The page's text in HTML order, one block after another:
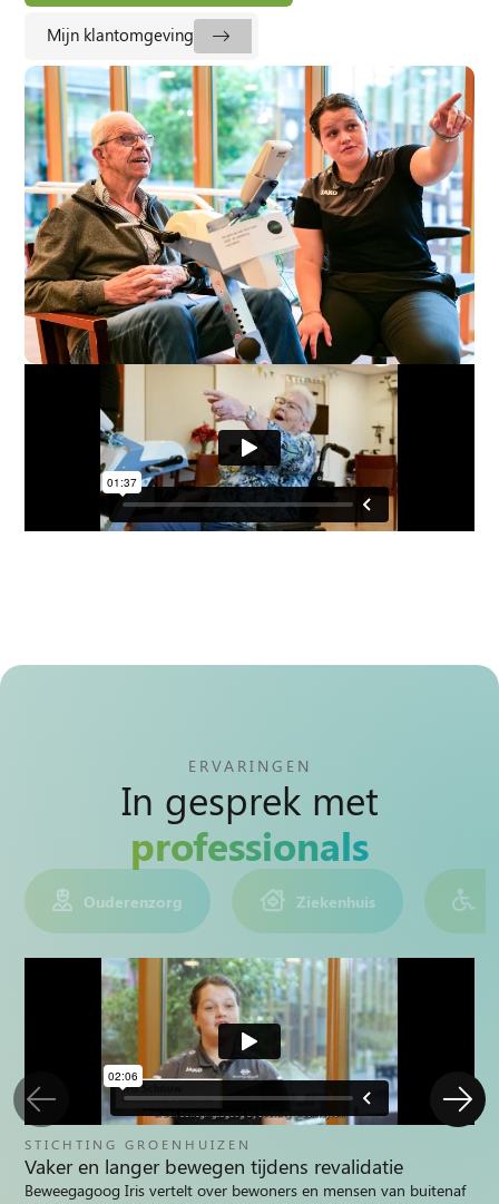
Mijn klantomgeving
ERVARINGEN
In gesprek met
professionals
Ouderenzorg Ziekenhuis
STICHTING GROENHUIZEN
Vaker en langer bewegen tijdens revalidatie
Beweegagoog Iris vertelt over bewoners en mensen van buitenaf